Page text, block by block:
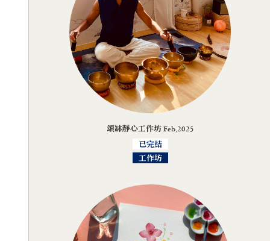
頌缽靜心工作坊 Feb,2025
已完結
工作坊